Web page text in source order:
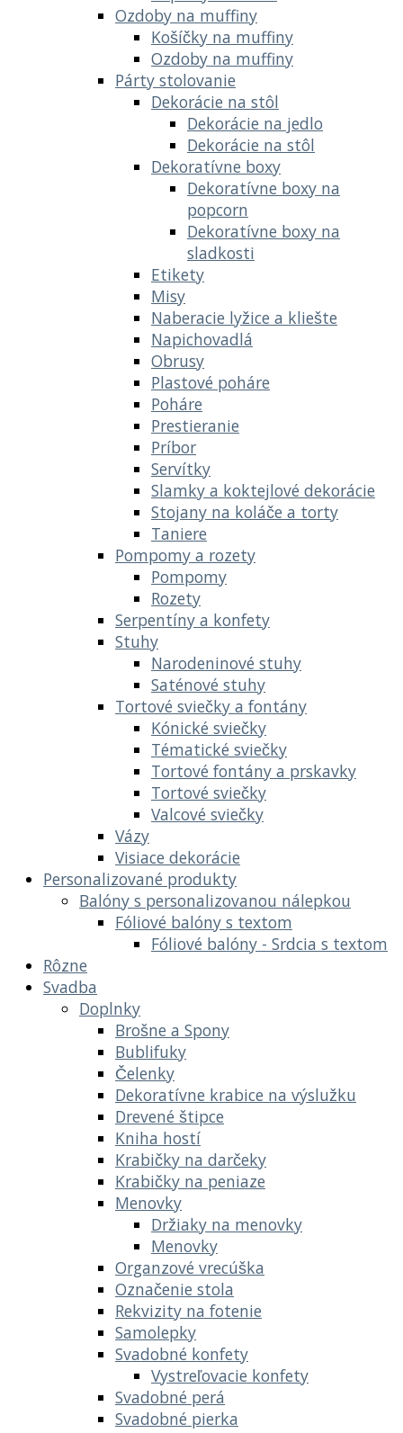
Ozdoby na muffiny
Košíčky na muffiny
Ozdoby na muffiny
Párty stolovanie
Dekorácie na stôl
Dekorácie na jedlo
Dekorácie na stôl
Dekoratívne boxy
Dekoratívne boxy na
popcorn
Dekoratívne boxy na
sladkosti
Etikety
Misy
Naberacie lyžice a kliešte
Napichovadlá
Obrusy
Plastové poháre
Poháre
Prestieranie
Príbor
Servítky
Slamky a koktejlové dekorácie
Stojany na koláče a torty
Taniere
Pompomy a rozety
Pompomy
Rozety
Serpentíny a konfety
Stuhy
Narodeninové stuhy
Saténové stuhy
Tortové sviečky a fontány
Kónické sviečky
Tématické sviečky
Tortové fontány a prskavky
Tortové sviečky
Valcové sviečky
Vázy
Visiace dekorácie
Personalizované produkty
Balóny s personalizovanou nálepkou
Fóliové balóny s textom
Fóliové balóny - Srdcia s textom
Rôzne
Svadba
Doplnky
Brošne a Spony
Bublifuky
Čelenky
Dekoratívne krabice na výslužku
Drevené štipce
Kniha hostí
Krabičky na darčeky
Krabičky na peniaze
Menovky
Držiaky na menovky
Menovky
Organzové vrecúška
Označenie stola
Rekvizity na fotenie
Samolepky
Svadobné konfety
Vystreľovacie konfety
Svadobné perá
Svadobné pierka